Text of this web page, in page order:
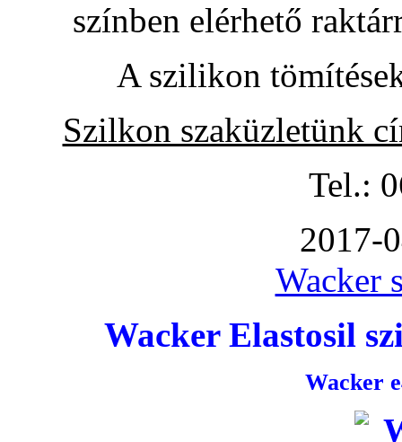
színben elérhető
A szilikon
Szilkon szaküzletünk
Tel.:
2017-
Wacker
Wacker Elastosil
Wacker